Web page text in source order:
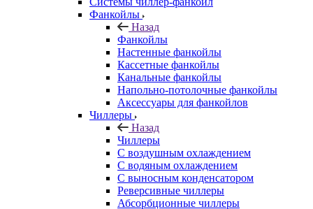
Фанкойлы
Назад
Фанкойлы
Настенные фанкойлы
Кассетные фанкойлы
Канальные фанкойлы
Напольно-потолочные фанкойлы
Аксессуары для фанкойлов
Чиллеры
Назад
Чиллеры
С воздушным охлаждением
С водяным охлаждением
С выносным конденсатором
Реверсивные чиллеры
Абсорбционные чиллеры